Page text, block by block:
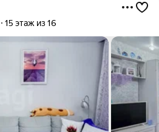
15 этаж из 16